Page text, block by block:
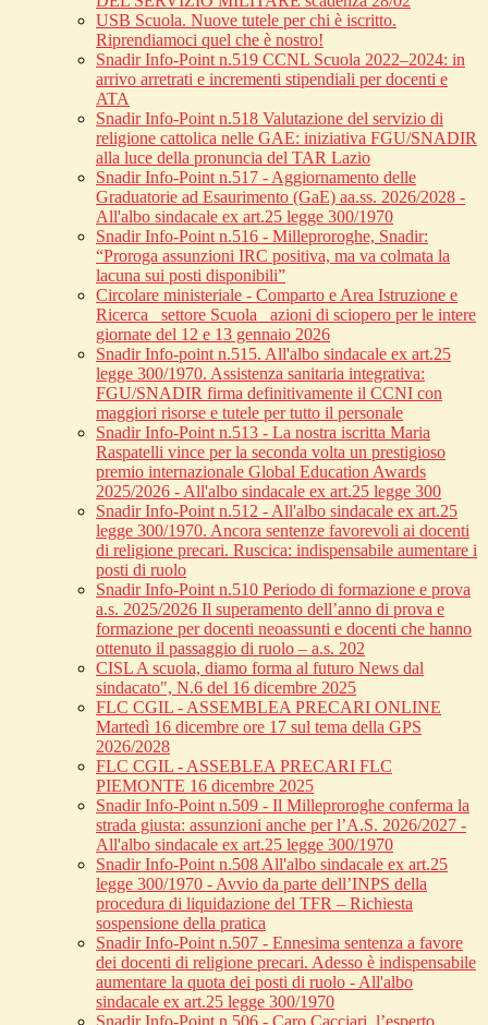
USB Scuola. Nuove tutele per chi è iscritto.
Riprendiamoci quel che è nostro!
Snadir Info-Point n.519 CCNL Scuola 2022–2024: in
arrivo arretrati e incrementi stipendiali per docenti e
ATA
Snadir Info-Point n.518 Valutazione del servizio di
religione cattolica nelle GAE: iniziativa FGU/SNADIR
alla luce della pronuncia del TAR Lazio
Snadir Info-Point n.517 - Aggiornamento delle
Graduatorie ad Esaurimento (GaE) aa.ss. 2026/2028 -
All'albo sindacale ex art.25 legge 300/1970
Snadir Info-Point n.516 - Milleproroghe, Snadir:
“Proroga assunzioni IRC positiva, ma va colmata la
lacuna sui posti disponibili”
Circolare ministeriale - Comparto e Area Istruzione e
Ricerca_ settore Scuola_ azioni di sciopero per le intere
giornate del 12 e 13 gennaio 2026
Snadir Info-point n.515. All'albo sindacale ex art.25
legge 300/1970. Assistenza sanitaria integrativa:
FGU/SNADIR firma definitivamente il CCNI con
maggiori risorse e tutele per tutto il personale
Snadir Info-Point n.513 - La nostra iscritta Maria
Raspatelli vince per la seconda volta un prestigioso
premio internazionale Global Education Awards
2025/2026 - All'albo sindacale ex art.25 legge 300
Snadir Info-Point n.512 - All'albo sindacale ex art.25
legge 300/1970. Ancora sentenze favorevoli ai docenti
di religione precari. Ruscica: indispensabile aumentare i
posti di ruolo
Snadir Info-Point n.510 Periodo di formazione e prova
a.s. 2025/2026 Il superamento dell’anno di prova e
formazione per docenti neoassunti e docenti che hanno
ottenuto il passaggio di ruolo – a.s. 202
CISL A scuola, diamo forma al futuro News dal
sindacato", N.6 del 16 dicembre 2025
FLC CGIL - ASSEMBLEA PRECARI ONLINE
Martedì 16 dicembre ore 17 sul tema della GPS
2026/2028
FLC CGIL - ASSEBLEA PRECARI FLC
PIEMONTE 16 dicembre 2025
Snadir Info-Point n.509 - Il Milleproroghe conferma la
strada giusta: assunzioni anche per l’A.S. 2026/2027 -
All'albo sindacale ex art.25 legge 300/1970
Snadir Info-Point n.508 All'albo sindacale ex art.25
legge 300/1970 - Avvio da parte dell’INPS della
procedura di liquidazione del TFR – Richiesta
sospensione della pratica
Snadir Info-Point n.507 - Ennesima sentenza a favore
dei docenti di religione precari. Adesso è indispensabile
aumentare la quota dei posti di ruolo - All'albo
sindacale ex art.25 legge 300/1970